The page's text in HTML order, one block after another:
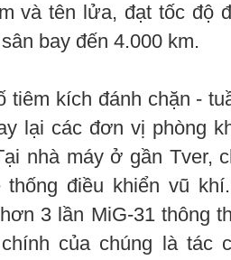
và tên lửa, đạt tốc độ
bay đến 4.000 km.
tiêm kích đánh chặn -
lại các đơn vị phòng
nhà máy ở gần Tver,
thống điều khiển vũ
3 lần MiG-31 thông
của chúng là tác